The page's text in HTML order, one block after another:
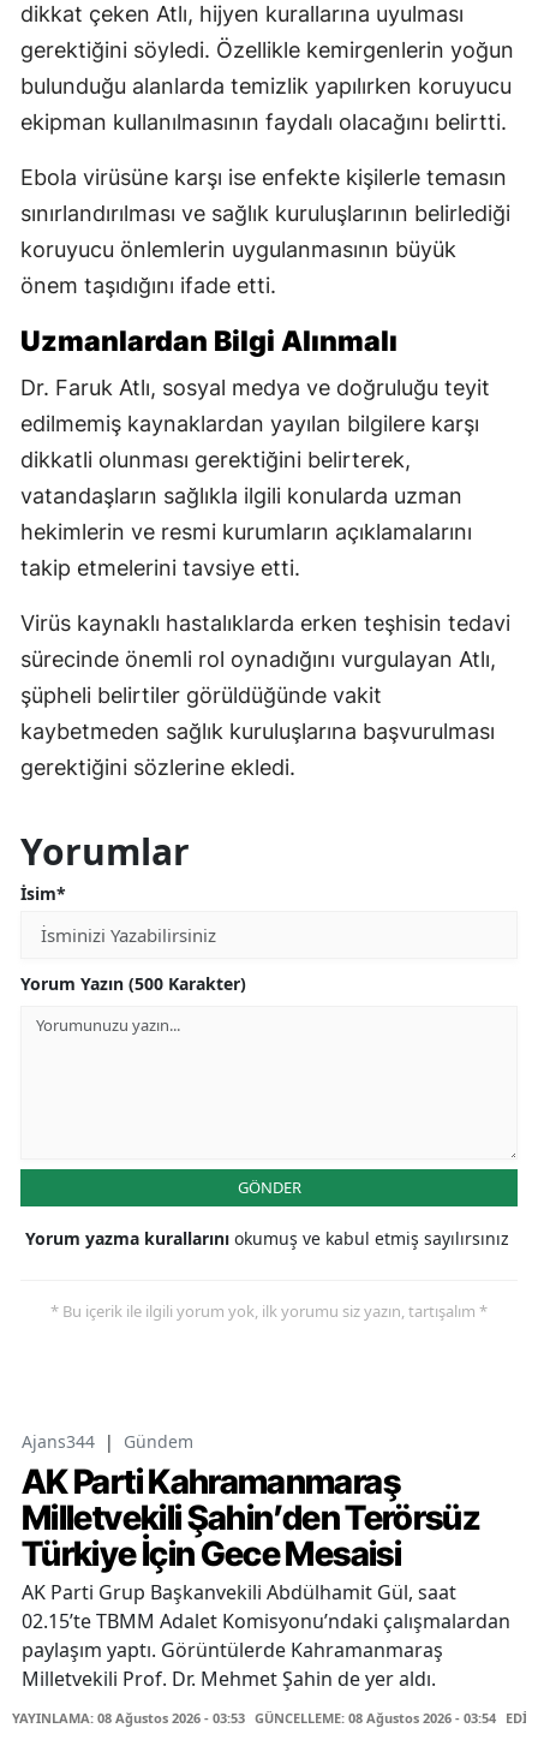
dikkat çeken Atlı, hijyen kurallarına uyulması
gerektiğini söyledi. Özellikle kemirgenlerin yoğun
bulunduğu alanlarda temizlik yapılırken koruyucu
ekipman kullanılmasının faydalı olacağını belirtti.
Ebola virüsüne karşı ise enfekte kişilerle temasın
sınırlandırılması ve sağlık kuruluşlarının belirlediği
koruyucu önlemlerin uygulanmasının büyük
önem taşıdığını ifade etti.
Uzmanlardan Bilgi Alınmalı
Dr. Faruk Atlı, sosyal medya ve doğruluğu teyit
edilmemiş kaynaklardan yayılan bilgilere karşı
dikkatli olunması gerektiğini belirterek,
vatandaşların sağlıkla ilgili konularda uzman
hekimlerin ve resmi kurumların açıklamalarını
takip etmelerini tavsiye etti.
Virüs kaynaklı hastalıklarda erken teşhisin tedavi
sürecinde önemli rol oynadığını vurgulayan Atlı,
şüpheli belirtiler görüldüğünde vakit
kaybetmeden sağlık kuruluşlarına başvurulması
gerektiğini sözlerine ekledi.
Yorumlar
İsim*
Yorum Yazın (500 Karakter)
GÖNDER
Yorum yazma kurallarını okumuş ve kabul etmiş sayılırsınız
* Bu içerik ile ilgili yorum yok, ilk yorumu siz yazın, tartışalım *
Ajans344 | Gündem
AK Parti Kahramanmaraş
Milletvekili Şahin’den Terörsüz
Türkiye İçin Gece Mesaisi
AK Parti Grup Başkanvekili Abdülhamit Gül, saat
02.15’te TBMM Adalet Komisyonu’ndaki çalışmalardan
paylaşım yaptı. Görüntülerde Kahramanmaraş
Milletvekili Prof. Dr. Mehmet Şahin de yer aldı.
YAYINLAMA: 08 Ağustos 2026 - 03:53 GÜNCELLEME: 08 Ağustos 2026 - 03:54